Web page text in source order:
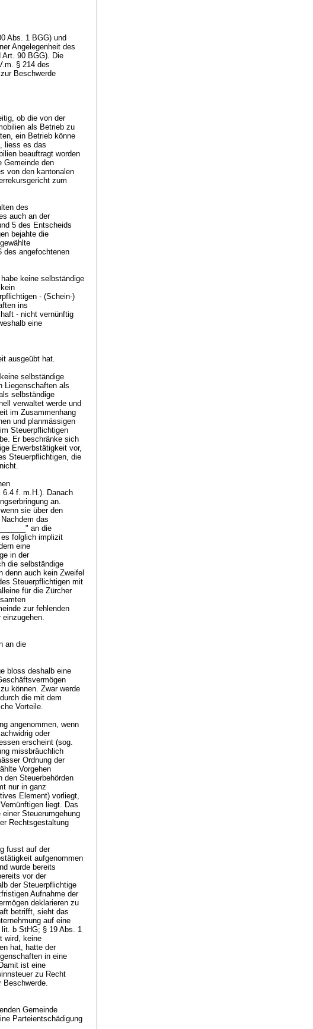
Abs. 1 BGG) und
Angelegenheit des
Art. 90 BGG). Die
§ 214 des
Beschwerde
ob die von der
als Betrieb zu
ein Betrieb könne
liess es das
beauftragt worden
Gemeinde den
von den kantonalen
zum
des
auch an der
5 des Entscheids
bejahte die
des angefochtenen
keine selbständige
- (Schein-)
ins
- nicht vernünftig
eine
ausgeübt hat.
selbständige
Liegenschaften als
selbständige
verwaltet werde und
im Zusammenhang
und planmässigen
Steuerpflichtigen
Er beschränke sich
Erwerbstätigkeit vor,
Steuerpflichtigen, die
6.4 f. m.H.). Danach
an.
sie über den
das
an die
folglich implizit
eine
in der
die selbständige
denn auch kein Zweifel
Steuerpflichtigen mit
für die Zürcher
zur fehlenden
einzugehen.
an die
bloss deshalb eine
können. Zwar werde
die mit dem
Vorteile.
angenommen, wenn
oder
erscheint (sog.
missbräuchlich
Ordnung der
Vorgehen
den Steuerbehörden
nur in ganz
Element) vorliegt,
liegt. Das
Steuerumgehung
Rechtsgestaltung
fusst auf der
aufgenommen
wurde bereits
vor der
der Steuerpflichtige
Aufnahme der
deklarieren zu
betrifft, sieht das
auf eine
b StHG; § 19 Abs. 1
wird, keine
hat, hatte der
in eine
ist eine
zu Recht
Beschwerde.
Gemeinde
Parteientschädigung